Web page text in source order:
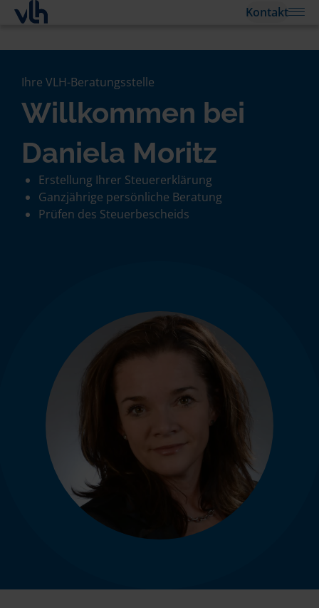
Kontakt
Ihre VLH-Beratungsstelle
Willkommen bei
Daniela Moritz
Erstellung Ihrer Steuererklärung
Ganzjährige persönliche Beratung
Prüfen des Steuerbescheids